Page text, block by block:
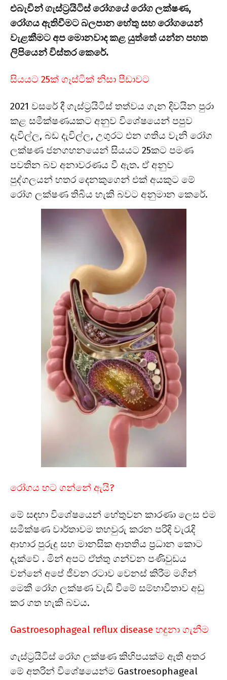
එබැවින් ගැස්ට්‍රයිටිස් රෝගයේ රෝග ලක්ෂණ,
රෝගය ඇතිවීමට බලපාන හේතු සහ රෝගයෙන්
වැළකීමට අප මොනවාද කළ යුත්තේ යන්න පහත
ලිපියෙන් විස්තර කෙරේ.
සියයට 25ක් ගෑස්ටික් නිසා පීඩාවට
2021 වසරේ දී ගැස්ට්‍රයිටිස් තත්වය ගැන දිවයින පුරා
කළ සමීක්ෂණයකට අනුව විශේෂයෙන් පපුව
දැවිල්ල, බඩ දැවිල්ල, උගුරට එන ගතිය වැනි රෝග
ලක්ෂණ ජනගහනයෙන් සියයට 25කට පමණ
පවතින බව අනාවරණය වී ඇත. ඒ අනුව
පුද්ගලයන් හතර දෙනකුගෙන් එක් අයකුට මේ
රෝග ලක්ෂණ තිබිය හැකි බවට අනුමාන කෙරේ.
රෝගය හට ගන්නේ ඇයි?
මේ සඳහා විශේෂයෙන් හේතුවන කාරණා ලෙස එම
සමීක්ෂණ වාර්තාවම තහවුරු කරන පරිදි වැරැදි
ආහාර පුරුදු සහ මානසික ආතතිය ප්‍රධාන කොට
දැක්වේ . මින් අපට ඒත්තු ගන්වන පණිවුඩය
වන්නේ අපේ ජීවන රටාව වෙනස් කිරීම මගින්
මෙකී රෝග ලක්ෂණ වැඩි වීමේ සම්භාවිතාව අඩු
කර ගත හැකි බවය.
Gastroesophageal reflux disease හඳුනා ගැනීම
ගැස්ට්‍රයිටිස් රෝග ලක්ෂණ කිහිපයක්ම ඇති අතර
මේ අතරින් විශේෂයෙන්ම Gastroesophageal